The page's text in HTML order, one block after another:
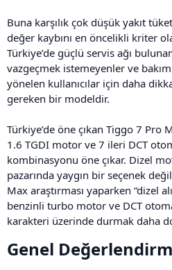
Buna karşılık çok düşük yakıt
değer kaybını en öncelikli kriter
Türkiye’de güçlü servis ağı
vazgeçmek istemeyenler ve
yönelen kullanıcılar için daha
gereken bir modeldir.
Türkiye’de öne çıkan Tiggo 7 Pro
1.6 TGDI motor ve 7 ileri DCT
kombinasyonu öne çıkar. Dizel
pazarında yaygın bir seçenek
Max araştırması yaparken “dizel
benzinli turbo motor ve DCT
karakteri üzerinde durmak daha
Genel